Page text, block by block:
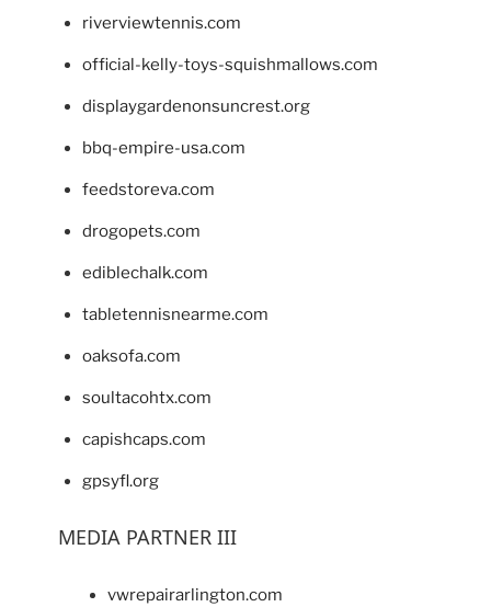
riverviewtennis.com
official-kelly-toys-squishmallows.com
displaygardenonsuncrest.org
bbq-empire-usa.com
feedstoreva.com
drogopets.com
ediblechalk.com
tabletennisnearme.com
oaksofa.com
soultacohtx.com
capishcaps.com
gpsyfl.org
MEDIA PARTNER III
vwrepairarlington.com